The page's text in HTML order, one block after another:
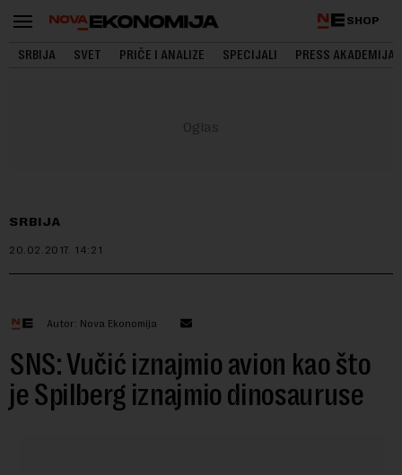
SHOP
SRBIJA SVET PRIČE I ANALIZE SPECIJALI PRESS AKADEMIJA
SRBIJA
20.02.2017. 14:21
Autor: Nova Ekonomija
SNS: Vučić iznajmio avion kao što
je Spilberg iznajmio dinosauruse